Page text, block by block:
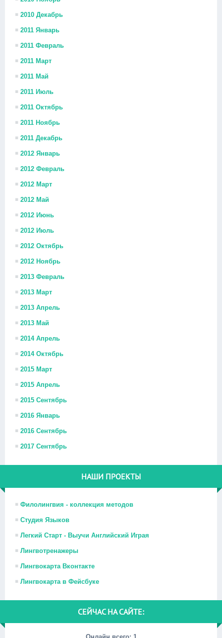
2010 Декабрь
2011 Январь
2011 Февраль
2011 Март
2011 Май
2011 Июль
2011 Октябрь
2011 Ноябрь
2011 Декабрь
2012 Январь
2012 Февраль
2012 Март
2012 Май
2012 Июнь
2012 Июль
2012 Октябрь
2012 Ноябрь
2013 Февраль
2013 Март
2013 Апрель
2013 Май
2014 Апрель
2014 Октябрь
2015 Март
2015 Апрель
2015 Сентябрь
2016 Январь
2016 Сентябрь
2017 Сентябрь
НАШИ ПРОЕКТЫ
Филолингвия - коллекция методов
Студия Языков
Легкий Старт - Выучи Английский Играя
Лингвотренажеры
Лингвокарта Вконтакте
Лингвокарта в Фейсбуке
СЕЙЧАС НА САЙТЕ: